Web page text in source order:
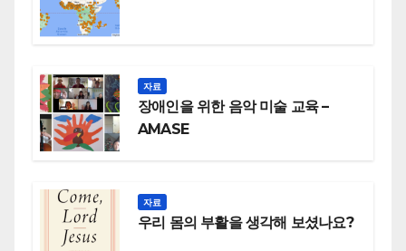
자료
장애인을 위한 음악 미술 교육 –
AMASE
자료
우리 몸의 부활을 생각해 보셨나요?